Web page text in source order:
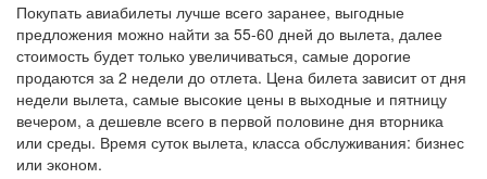
Покупать авиабилеты лучше всего заранее, выгодные
предложения можно найти за 55-60 дней до вылета, далее
стоимость будет только увеличиваться, самые дорогие
продаются за 2 недели до отлета. Цена билета зависит от дня
недели вылета, самые высокие цены в выходные и пятницу
вечером, а дешевле всего в первой половине дня вторника
или среды. Время суток вылета, класса обслуживания: бизнес
или эконом.